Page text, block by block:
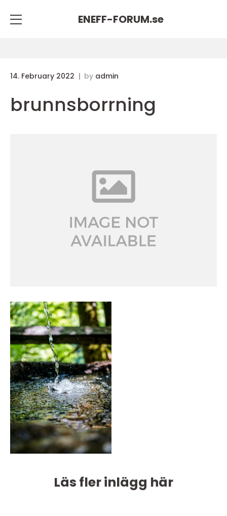
ENEFF-FORUM.se
14. February 2022 by admin
brunnsborrning
Läs fler inlägg här